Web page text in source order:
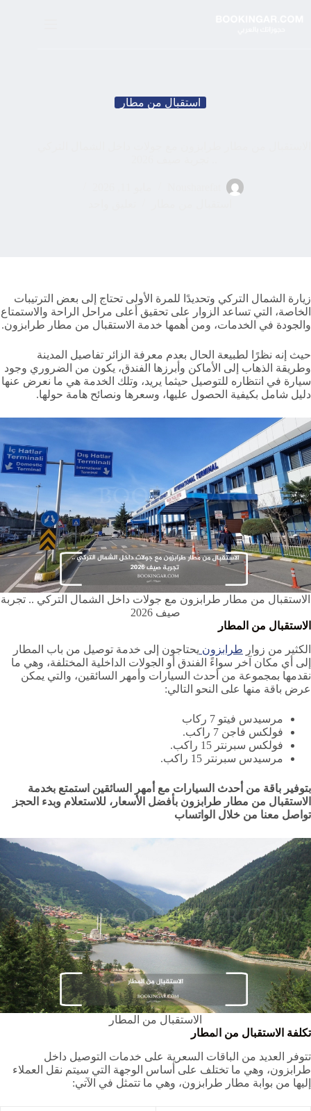
استقبال من مطار
زيارة الشمال التركي وتحديدًا للمرة الأولى تحتاج إلى بعض الترتيبات
الخاصة، التي تساعد الزوار على تحقيق أعلى مراحل الراحة والاستمتاع
والجودة في الخدمات، ومن أهمها خدمة الاستقبال من مطار طرابزون.
حيث إنه نظرًا لطبيعة الحال بعدم معرفة الزائر تفاصيل المدينة
وطريقة الذهاب إلى الأماكن وأبرزها الفندق، يكون من الضروري وجود
سيارة في انتظاره للتوصيل حيثما يريد، وتلك الخدمة هي ما نعرض عنها
دليل شامل بكيفية الحصول عليها، وسعرها ونصائح هامة حولها.
الاستقبال من مطار طرابزون مع جولات داخل الشمال التركي .. تجربة
صيف 2026
الاستقبال من المطار
الكثير من زوار طرابزون يحتاجون إلى خدمة توصيل من باب المطار
إلى أي مكان آخر سواءً الفندق أو الجولات الداخلية المختلفة، وهي ما
نقدمها بمجموعة من أحدث السيارات وأمهر السائقين، والتي يمكن
عرض باقة منها على النحو التالي:
مرسيدس فيتو 7 ركاب
فولكس فاجن 7 راكب.
فولكس سبرنتر 15 راكب.
مرسيدس سبرنتر 15 راكب.
بتوفير باقة من أحدث السيارات مع أمهر السائقين استمتع بخدمة
الاستقبال من مطار طرابزون بأفضل الأسعار، للاستعلام وبدء الحجز
تواصل معنا من خلال الواتساب
الاستقبال من المطار
تكلفة الاستقبال من ا لمطار
تتوفر العديد من الباقات السعرية على خدمات التوصيل داخل
طرابزون، وهي ما تختلف على أساس الوجهة التي سيتم نقل العملاء
إليها من بوابة مطار طرابزون، وهي ما تتمثل في الآتي: